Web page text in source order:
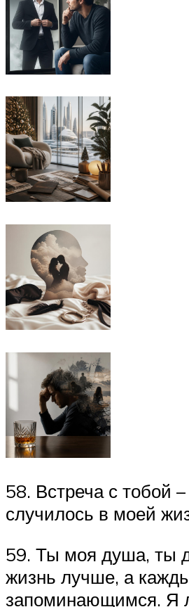
58. Встреча с тобой
случилось в моей
59. Ты моя душа, ты
жизнь лучше, а
запоминающимся. Я